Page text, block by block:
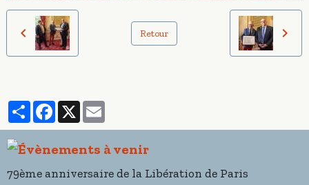
Retour
PartagerFacebook
X
79ème anniversaire de la Libération de Paris